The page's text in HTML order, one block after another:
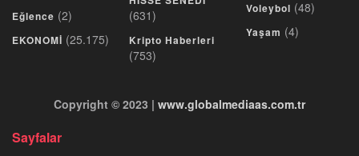
Eğlence (2)
EKONOMİ (25.175)
(631)
Kripto Haberleri
(753)
Voleybol (48)
Yaşam (4)
Copyright © 2023 | www.globalmediaas.com.tr
Sayfalar